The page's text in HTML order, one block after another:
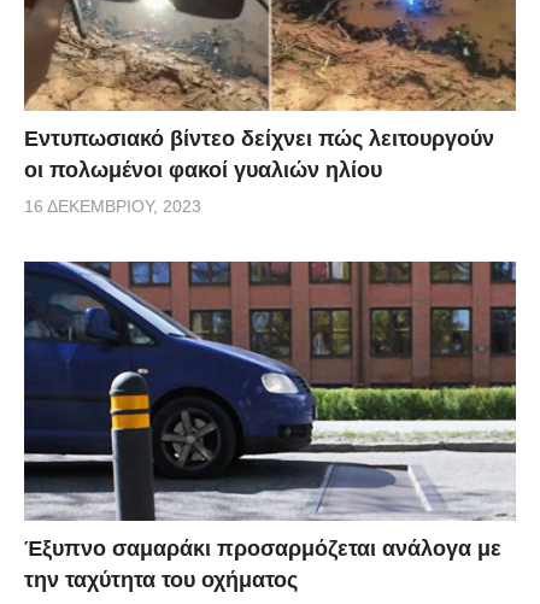
Εντυπωσιακό βίντεο δείχνει πώς λειτουργούν
οι πολωμένοι φακοί γυαλιών ηλίου
16 ΔΕΚΕΜΒΡΊΟΥ, 2023
Έξυπνο σαμαράκι προσαρμόζεται ανάλογα με
την ταχύτητα του οχήματος